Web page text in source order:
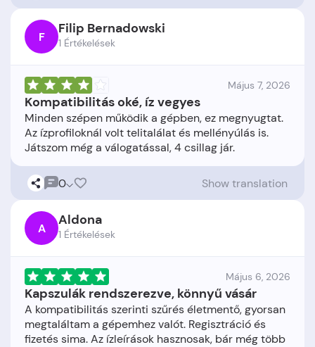
F Filip Bernadowski
1 Értékelések
Május 7, 2026
Kompatibilitás oké, íz vegyes
Minden szépen működik a gépben, ez megnyugtat.
Az ízprofiloknál volt telitalálat és mellényúlás is.
0 Show translation
A Aldona
1 Értékelések
Május 6, 2026
Kapszulák rendszerezve, könnyű vásár
A kompatibilitás szerinti szűrés életmentő, gyorsan
megtaláltam a gépemhez valót. Regisztráció és
fizetés sima. Az ízleírások hasznosak, bár még több